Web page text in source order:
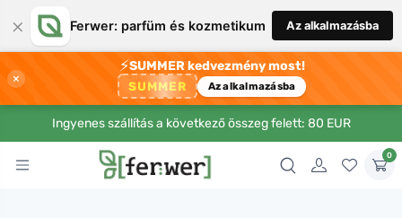
× Ferwer: parfüm és kozmetikum Az alkalmazásba
×
⚡SUMMER kedvezmény most!
SUMMER Az alkalmazásba
Ingyenes szállítás a következő összeg felett: 80 EUR
0